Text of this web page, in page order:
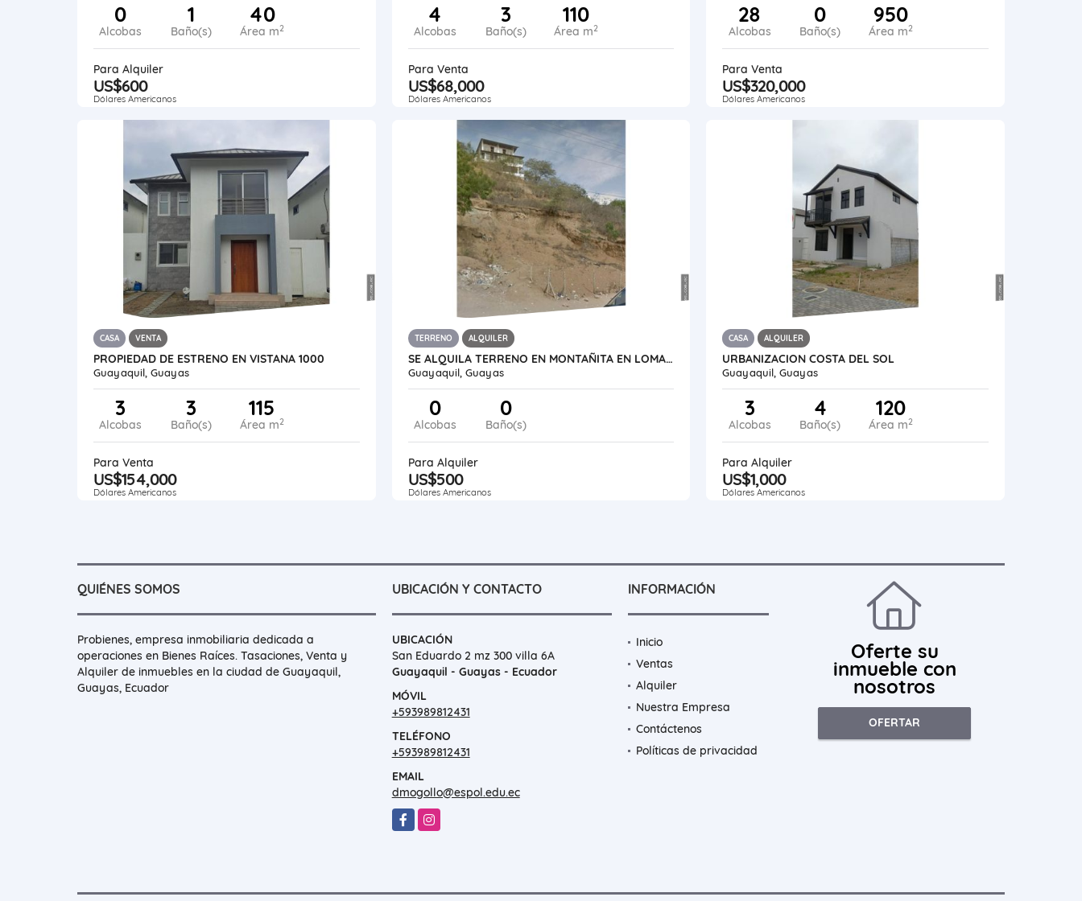
0
Alcobas
1
Baño(s)
40
Área m2
Para Alquiler
US$600
Dólares Americanos
4
Alcobas
3
Baño(s)
110
Área m2
Para Venta
US$68,000
Dólares Americanos
28
Alcobas
0
Baño(s)
950
Área m2
Para Venta
US$320,000
Dólares Americanos
CASA VENTA
PROPIEDAD DE ESTRENO EN VISTANA 1000
Guayaquil, Guayas
3
Alcobas
3
Baño(s)
115
Área m2
Para Venta
US$154,000
Dólares Americanos
TERRENO ALQUILER
SE ALQUILA TERRENO EN MONTAÑITA EN LOMA IDEAL PARA TORRES DE ANTENA
Guayaquil, Guayas
0
Alcobas
0
Baño(s)
Para Alquiler
US$500
Dólares Americanos
CASA ALQUILER
URBANIZACION COSTA DEL SOL
Guayaquil, Guayas
3
Alcobas
4
Baño(s)
120
Área m2
Para Alquiler
US$1,000
Dólares Americanos
QUIÉNES SOMOS
Probienes, empresa inmobiliaria dedicada a
operaciones en Bienes Raíces. Tasaciones, Venta y
Alquiler de inmuebles en la ciudad de Guayaquil,
Guayas, Ecuador
UBICACIÓN Y CONTACTO
UBICACIÓN
San Eduardo 2 mz 300 villa 6A
Guayaquil - Guayas - Ecuador
MÓVIL
+593989812431
TELÉFONO
+593989812431
EMAIL
dmogollo@espol.edu.ec
FacebookInstagram
INFORMACIÓN
Inicio
Ventas
Alquiler
Nuestra Empresa
Contáctenos
Políticas de privacidad
Oferte su
inmueble con
nosotros
OFERTAR